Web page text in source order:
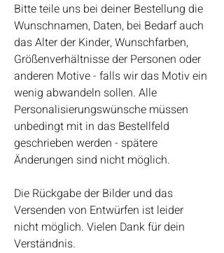
Bitte teile uns bei deiner Bestellung die
Wunschnamen, Daten, bei Bedarf auch
das Alter der Kinder, Wunschfarben,
Größenverhältnisse der Personen oder
anderen Motive - falls wir das Motiv ein
wenig abwandeln sollen. Alle
Personalisierungswünsche müssen
unbedingt mit in das Bestellfeld
geschrieben werden - spätere
Änderungen sind nicht möglich.
Die Rückgabe der Bilder und das
Versenden von Entwürfen ist leider
nicht möglich. Vielen Dank für dein
Verständnis.